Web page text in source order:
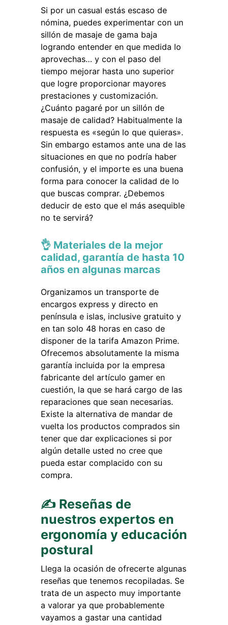
Si por un casual estás escaso de
nómina, puedes experimentar con un
sillón de masaje de gama baja
logrando entender en que medida lo
aprovechas… y con el paso del
tiempo mejorar hasta uno superior
que logre proporcionar mayores
prestaciones y customización.
¿Cuánto pagaré por un sillón de
masaje de calidad? Habitualmente la
respuesta es «según lo que quieras».
Sin embargo estamos ante una de las
situaciones en que no podría haber
confusión, y el importe es una buena
forma para conocer la calidad de lo
que buscas comprar. ¿Debemos
deducir de esto que el más asequible
no te servirá?
👌 Materiales de la mejor
calidad, garantía de hasta 10
años en algunas marcas
Organizamos un transporte de
encargos express y directo en
península e islas, inclusive gratuito y
en tan solo 48 horas en caso de
disponer de la tarifa Amazon Prime.
Ofrecemos absolutamente la misma
garantía incluida por la empresa
fabricante del artículo gamer en
cuestión, la que se hará cargo de las
reparaciones que sean necesarias.
Existe la alternativa de mandar de
vuelta los productos comprados sin
tener que dar explicaciones si por
algún detalle usted no cree que
pueda estar complacido con su
compra.
✍ Reseñas de
nuestros expertos en
ergonomía y educación
postural
Llega la ocasión de ofrecerte algunas
reseñas que tenemos recopiladas. Se
trata de un aspecto muy importante
a valorar ya que probablemente
vayamos a gastar una cantidad